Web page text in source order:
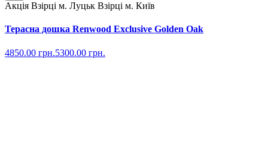
Акція Взірці м. Луцьк Взірці м. Київ
Терасна дошка Renwood Exclusive Golden Oak
4850.00 грн.5300.00 грн.